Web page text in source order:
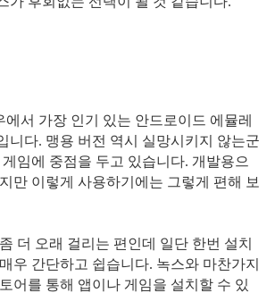
에서 가장 인기 있는 안드로이드 에뮬레
니다. 맹용 버전 역시 실망시키지 않는군
임에 중점을 두고 있습니다. 개발용으
만 이렇게 사용하기에는 그렇게 편해 보
더 오래 걸리는 편인데 일단 한번 설치
우 간단하고 쉽습니다. 녹스와 마찬가지
어를 통해 앱이나 게임을 설치할 수 있